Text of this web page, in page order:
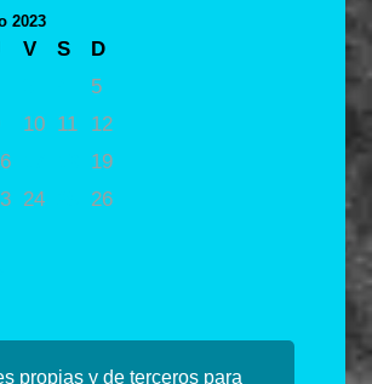
propias y de terceros para
2023
V S
D
5
10 11
12
19
24
26